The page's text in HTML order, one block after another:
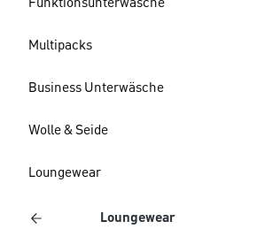
Funktionsunterwäsche
Multipacks
Business Unterwäsche
Wolle & Seide
Loungewear
Loungewear